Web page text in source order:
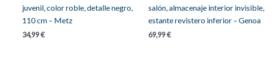
juvenil, color roble, detalle negro,
110 cm – Metz
34,99€
salón, almacenaje interior invisible,
estante revistero inferior – Genoa
69,99€